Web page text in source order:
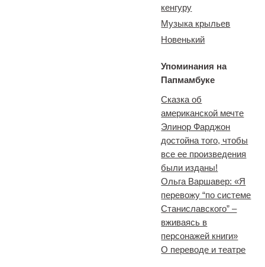
кенгуру
Музыка крыльев
Новенький
Упоминания на
Папмамбуке
Сказка об
американской мечте
Элинор Фарджон
достойна того, чтобы
все ее произведения
были изданы!
Ольга Варшавер: «Я
перевожу “по системе
Станиславского” –
вживаясь в
персонажей книги»
О переводе и театре